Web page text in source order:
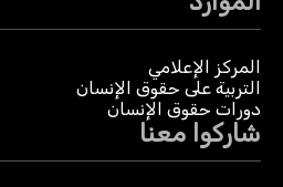
المركز الإعلامي
التربية على حقوق الإنسان
دورات حقوق الإنسان
شاركوا معنا